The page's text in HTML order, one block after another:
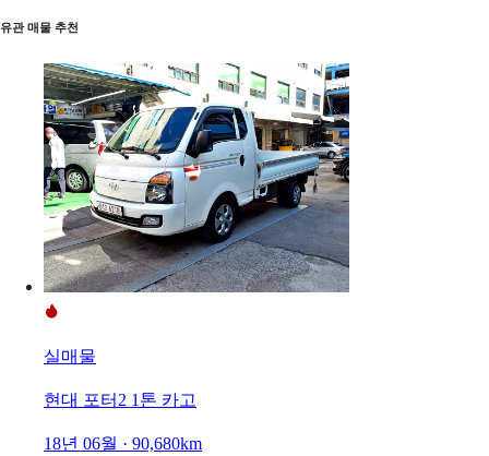
유관 매물 추천
실매물
현대 포터2 1톤 카고
18년 06월 · 90,680km